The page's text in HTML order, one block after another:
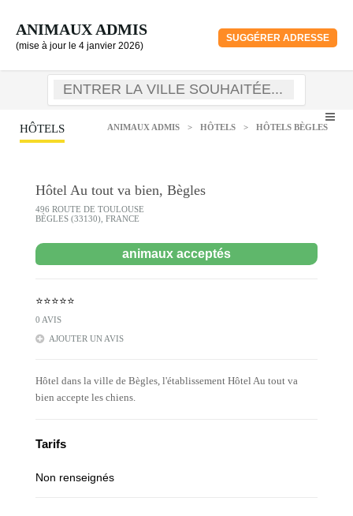
ANIMAUX ADMIS
(mise à jour le 4 janvier 2026)
SUGGÉRER ADRESSE
HÔTELS ANIMAUX ADMIS > HÔTELS > HÔTELS BÈGLES
Hôtel Au tout va bien, Bègles
496 ROUTE DE TOULOUSE
BÈGLES (33130), FRANCE
animaux acceptés
⭐⭐⭐⭐⭐
0 AVIS
AJOUTER UN AVIS
Hôtel dans la ville de Bègles, l'établissement Hôtel Au tout va
bien accepte les chiens.
Tarifs
Non renseignés